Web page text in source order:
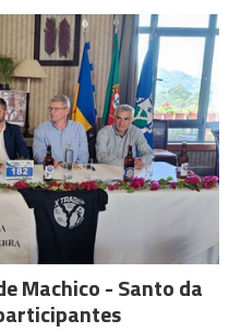
Machico - Santo da